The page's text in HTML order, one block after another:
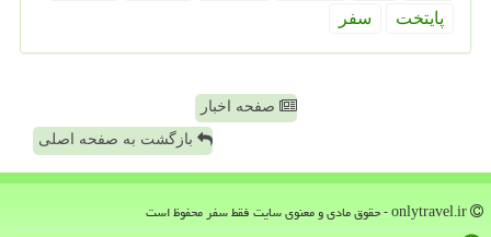
پایتخت
سفر
صفحه اخبار
بازگشت به صفحه اصلی